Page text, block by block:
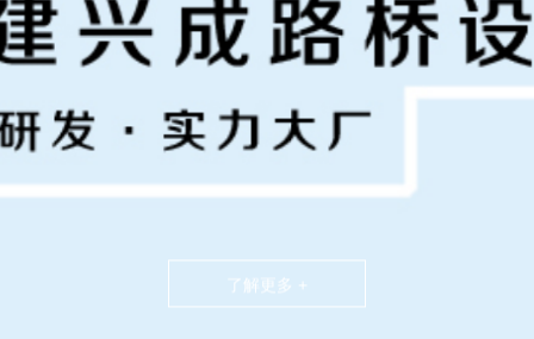
了解更多 +